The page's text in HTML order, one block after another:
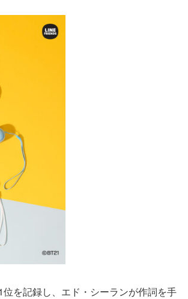
を記録し、エド・シーランが作詞を手